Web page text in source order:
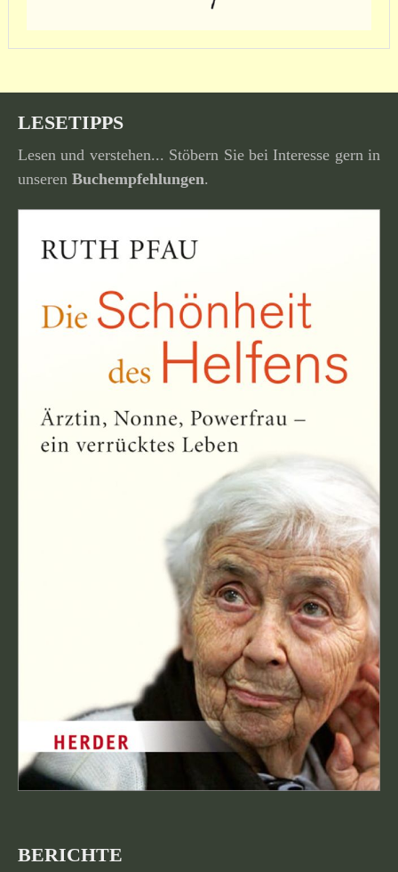
LESETIPPS
Lesen und verstehen... Stöbern Sie bei Interesse gern in
unseren Buchempfehlungen.
BERICHTE